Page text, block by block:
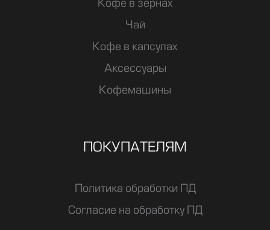
Кофе в зернах
Чай
Кофе в капсулах
Аксессуары
Кофемашины
ПОКУПАТЕЛЯМ
Политика обработки ПД
Согласие на обработку ПД